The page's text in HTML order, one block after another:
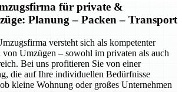
für private &
Planung – Packen – Transport
versteht sich als kompetenter
Umzügen – sowohl im privaten als auch
Bei uns profitieren Sie von einer
die auf Ihre individuellen Bedürfnisse
kleine Wohnung oder großes Unternehmen